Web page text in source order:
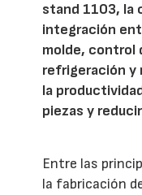
stand 1103, la
integración
molde, control
refrigeración y
la
piezas y
Entre las
la fabricación